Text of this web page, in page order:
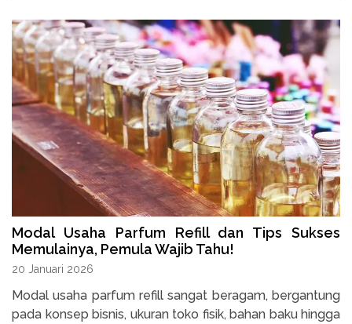
Modal Usaha Parfum Refill dan Tips Sukses
Memulainya, Pemula Wajib Tahu!
20 Januari 2026
Modal usaha parfum refill sangat beragam, bergantung
pada konsep bisnis, ukuran toko fisik, bahan baku hingga